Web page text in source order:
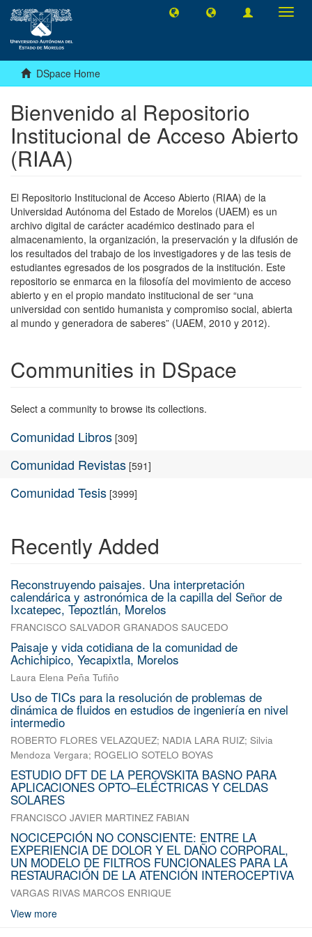
DSpace Home
Bienvenido al Repositorio
Institucional de Acceso Abierto
(RIAA)
El Repositorio Institucional de Acceso Abierto (RIAA) de la
Universidad Autónoma del Estado de Morelos (UAEM) es un
archivo digital de carácter académico destinado para el
almacenamiento, la organización, la preservación y la difusión de
los resultados del trabajo de los investigadores y de las tesis de
estudiantes egresados de los posgrados de la institución. Este
repositorio se enmarca en la filosofía del movimiento de acceso
abierto y en el propio mandato institucional de ser “una
universidad con sentido humanista y compromiso social, abierta
al mundo y generadora de saberes” (UAEM, 2010 y 2012).
Communities in DSpace
Select a community to browse its collections.
Comunidad Libros [309]
Comunidad Revistas [591]
Comunidad Tesis [3999]
Recently Added
Reconstruyendo paisajes. Una interpretación
calendárica y astronómica de la capilla del Señor de
Ixcatepec, Tepoztlán, Morelos
FRANCISCO SALVADOR GRANADOS SAUCEDO
Paisaje y vida cotidiana de la comunidad de
Achichipico, Yecapixtla, Morelos
Laura Elena Peña Tufiño
Uso de TICs para la resolución de problemas de
dinámica de fluidos en estudios de ingeniería en nivel
intermedio
ROBERTO FLORES VELAZQUEZ; NADIA LARA RUIZ; Silvia
Mendoza Vergara; ROGELIO SOTELO BOYAS
ESTUDIO DFT DE LA PEROVSKITA BASNO PARA
APLICACIONES OPTO–ELÉCTRICAS Y CELDAS
SOLARES
FRANCISCO JAVIER MARTINEZ FABIAN
NOCICEPCIÓN NO CONSCIENTE: ENTRE LA
EXPERIENCIA DE DOLOR Y EL DAÑO CORPORAL,
UN MODELO DE FILTROS FUNCIONALES PARA LA
RESTAURACIÓN DE LA ATENCIÓN INTEROCEPTIVA
VARGAS RIVAS MARCOS ENRIQUE
View more